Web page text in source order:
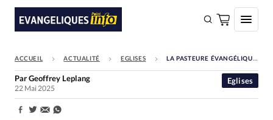
FAIRE UN DON
Faire un don
Eglises
ACCUEIL ACTUALITÉ EGLISES LA PASTEURE ÉVANGÉLIQUE VICTORIA KAMONDJI DÉCORÉE PAR LA FRANCE
Eglises
ParGeoffrey Leplang
22 Mai 2025
Partager: